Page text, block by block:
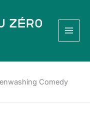
Zéro
Comedy